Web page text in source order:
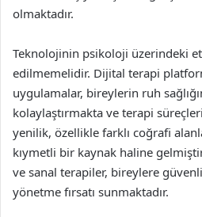
olmaktadır.
Teknolojinin psikoloji üzerindeki
edilmemelidir. Dijital terapi
uygulamalar, bireylerin ruh
kolaylaştırmakta ve terapi
yenilik, özellikle farklı coğrafi
kıymetli bir kaynak haline
ve sanal terapiler, bireylere
yönetme fırsatı sunmaktadır.